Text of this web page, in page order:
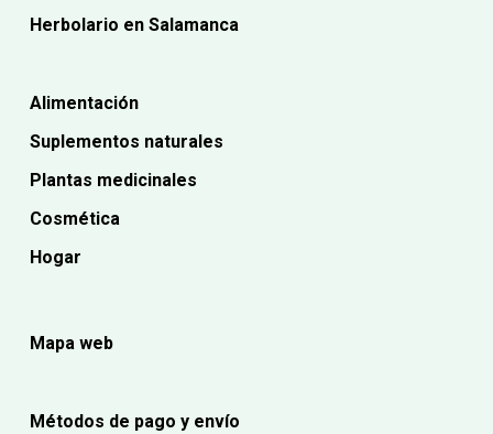
Herbolario en Salamanca
Alimentación
Suplementos naturales
Plantas medicinales
Cosmética
Hogar
Mapa web
Métodos de pago y envío